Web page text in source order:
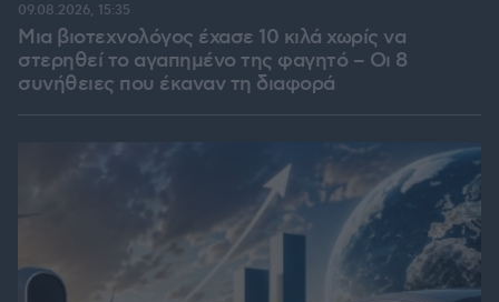
Μια βιοτεχνολόγος έχασε 10 κιλά χωρίς να
στερηθεί το αγαπημένο της φαγητό – Οι 8
συνήθειες που έκαναν τη διαφορά
09.08.2026, 15:35